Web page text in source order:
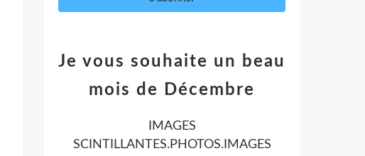
Je vous souhaite un beau
mois de Décembre
IMAGES
SCINTILLANTES.PHOTOS.IMAGES